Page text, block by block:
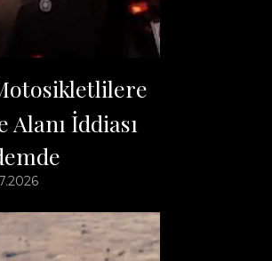
Alanı İddiası